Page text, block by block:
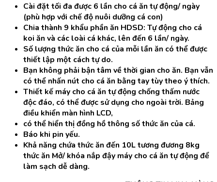
Cài đặt tối đa được 6 lần cho cá ăn tự động/ ngày
(phù hợp với chế độ nuôi dưỡng cá con)
Chia thành 9 khẩu phần ăn HDSD: Tự động cho cá
koi ăn và các loài cá khác, lên đến 6 lần/ ngày.
Số lượng thức ăn cho cá của mỗi lần ăn có thể được
thiết lập một cách tự do.
Bạn không phải bận tâm về thời gian cho ăn. Bạn vẫn
có thể nhấn nút cho cá ăn bằng tay tùy theo ý thích.
Thiết kế máy cho cá ăn tự động chống thấm nước
độc đáo, có thể được sử dụng cho ngoài trời. Bảng
điều khiển màn hình LCD,
có thể hiển thị đồng hồ thông số thức ăn của cá.
Báo khi pin yếu.
Khả năng chứa thức ăn đến 10L tương đương 8kg
thức ăn Mở/ khóa nắp đậy máy cho cá ăn tự động để
làm sạch dễ dàng.